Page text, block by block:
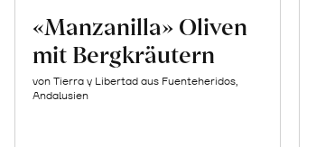
«Manzanilla» Oliven
mit Bergkräutern
von Tierra y Libertad aus Fuenteheridos,
Andalusien